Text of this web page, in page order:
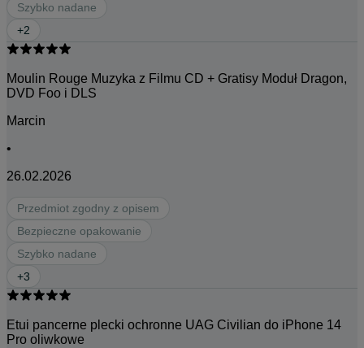
Szybko nadane
+2
Moulin Rouge Muzyka z Filmu CD + Gratisy Moduł Dragon,
DVD Foo i DLS
Marcin
•
26.02.2026
Przedmiot zgodny z opisem
Bezpieczne opakowanie
Szybko nadane
+3
Etui pancerne plecki ochronne UAG Civilian do iPhone 14
Pro oliwkowe